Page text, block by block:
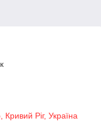
Ріг, Україна